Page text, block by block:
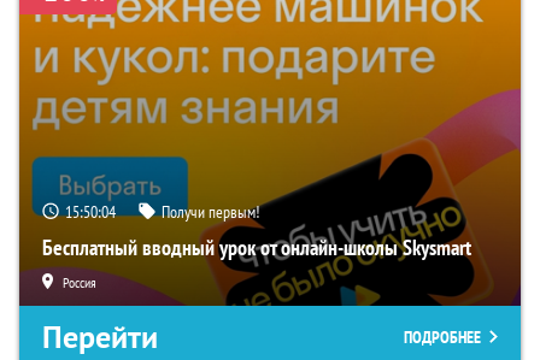
15:50:03 Получи первым!
Бесплатный вводный урок от онлайн-школы Skysmart
Россия
Перейти ПОДРОБНЕЕ